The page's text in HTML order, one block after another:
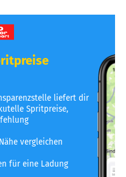
liefert dir
Spritpreise,
vergleichen
für eine Ladung